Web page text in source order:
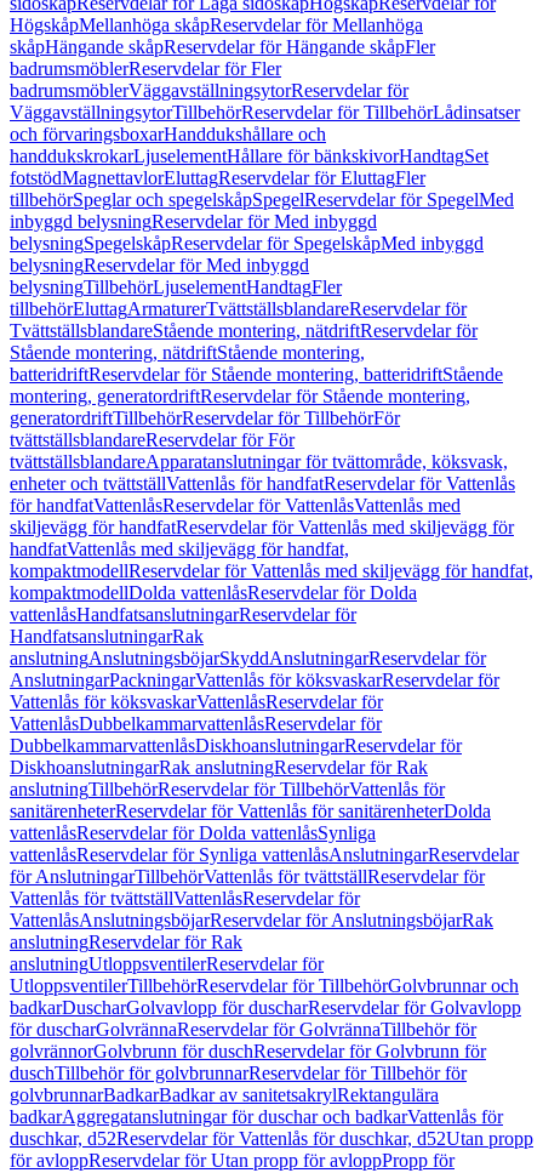
HögskåpMellanhöga skåpReservdelar för Mellanhöga
skåpHängande skåpReservdelar för Hängande skåpFler
badrumsmöblerReservdelar för Fler
badrumsmöblerVäggavställningsytorReservdelar för
VäggavställningsytorTillbehörReservdelar för TillbehörLådinsatser
och förvaringsboxarHanddukshållare och
handdukskrokarLjuselementHållare för bänkskivorHandtagSet
fotstödMagnettavlorEluttagReservdelar för EluttagFler
tillbehörSpeglar och spegelskåpSpegelReservdelar för SpegelMed
inbyggd belysningReservdelar för Med inbyggd
belysningSpegelskåpReservdelar för SpegelskåpMed inbyggd
belysningReservdelar för Med inbyggd
belysningTillbehörLjuselementHandtagFler
tillbehörEluttagArmaturerTvättställsblandareReservdelar för
TvättställsblandareStående montering, nätdriftReservdelar för
Stående montering, nätdriftStående montering,
batteridriftReservdelar för Stående montering, batteridriftStående
montering, generatordriftReservdelar för Stående montering,
generatordriftTillbehörReservdelar för TillbehörFör
tvättställsblandareReservdelar för För
tvättställsblandareApparatanslutningar för tvättområde, köksvask,
enheter och tvättställVattenlås för handfatReservdelar för Vattenlås
för handfatVattenlåsReservdelar för VattenlåsVattenlås med
skiljevägg för handfatReservdelar för Vattenlås med skiljevägg för
handfatVattenlås med skiljevägg för handfat,
kompaktmodellReservdelar för Vattenlås med skiljevägg för handfat,
kompaktmodellDolda vattenlåsReservdelar för Dolda
vattenlåsHandfatsanslutningarReservdelar för
HandfatsanslutningarRak
anslutningAnslutningsböjarSkyddAnslutningarReservdelar för
AnslutningarPackningarVattenlås för köksvaskarReservdelar för
Vattenlås för köksvaskarVattenlåsReservdelar för
VattenlåsDubbelkammarvattenlåsReservdelar för
DubbelkammarvattenlåsDiskhoanslutningarReservdelar för
DiskhoanslutningarRak anslutningReservdelar för Rak
anslutningTillbehörReservdelar för TillbehörVattenlås för
sanitärenheterReservdelar för Vattenlås för sanitärenheterDolda
vattenlåsReservdelar för Dolda vattenlåsSynliga
vattenlåsReservdelar för Synliga vattenlåsAnslutningarReservdelar
för AnslutningarTillbehörVattenlås för tvättställReservdelar för
Vattenlås för tvättställVattenlåsReservdelar för
VattenlåsAnslutningsböjarReservdelar för AnslutningsböjarRak
anslutningReservdelar för Rak
anslutningUtloppsventilerReservdelar för
UtloppsventilerTillbehörReservdelar för TillbehörGolvbrunnar och
badkarDuscharGolvavlopp för duscharReservdelar för Golvavlopp
för duscharGolvrännaReservdelar för GolvrännaTillbehör för
golvrännorGolvbrunn för duschReservdelar för Golvbrunn för
duschTillbehör för golvbrunnarReservdelar för Tillbehör för
golvbrunnarBadkarBadkar av sanitetsakrylRektangulära
badkarAggregatanslutningar för duschar och badkarVattenlås för
duschkar, d52Reservdelar för Vattenlås för duschkar, d52Utan propp
för avloppReservdelar för Utan propp för avloppPropp för